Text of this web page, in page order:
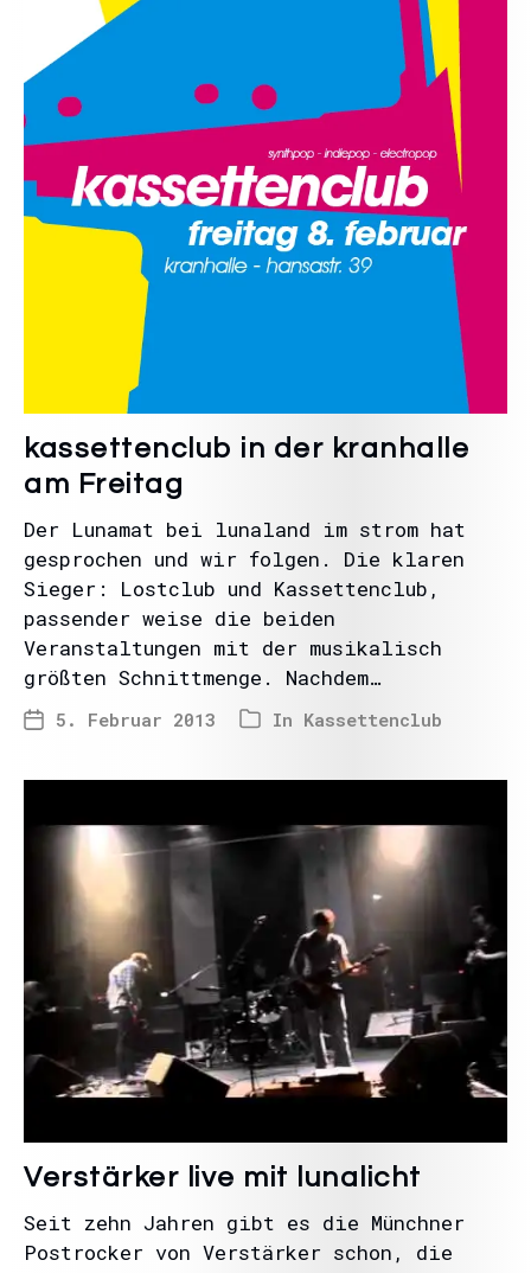
kassettenclub in der kranhalle
am Freitag
Der Lunamat bei lunaland im strom hat
gesprochen und wir folgen. Die klaren
Sieger: Lostclub und Kassettenclub,
passender weise die beiden
Veranstaltungen mit der musikalisch
größten Schnittmenge. Nachdem…
5. Februar 2013 In Kassettenclub
Verstärker live mit lunalicht
Seit zehn Jahren gibt es die Münchner
Postrocker von Verstärker schon, die